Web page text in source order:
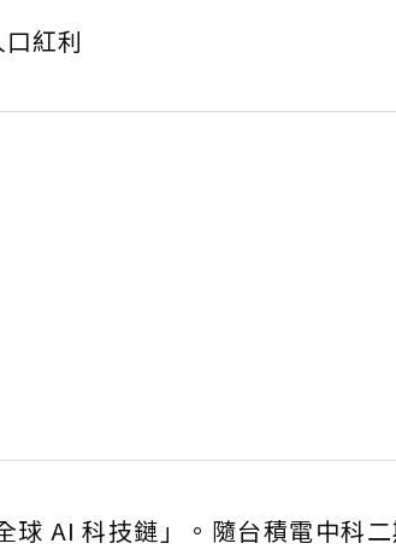
紅利
AI 科技鏈」。隨台積電中科